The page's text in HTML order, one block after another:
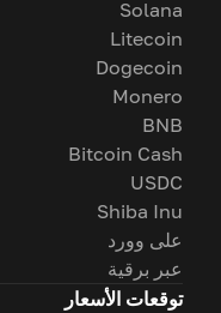
Solana
Litecoin
Dogecoin
Monero
BNB
Bitcoin Cash
USDC
Shiba Inu
على وورد
عبر برقية
توقعات الأسعار